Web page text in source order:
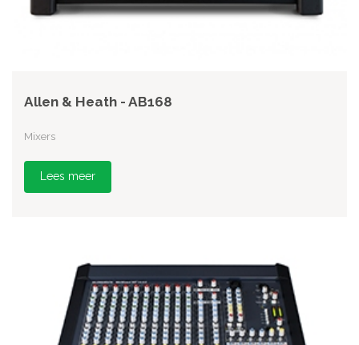
Allen & Heath - AB168
Mixers
Lees meer